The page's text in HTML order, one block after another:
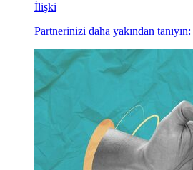
İlişki
Partnerinizi daha yakından